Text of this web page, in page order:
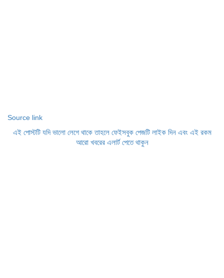
Source link
এই পোস্টটি যদি ভালো লেগে থাকে তাহলে ফেইসবুক পেজটি লাইক দিন এবং এই রকম
আরো খবরের এলার্ট পেতে থাকুন